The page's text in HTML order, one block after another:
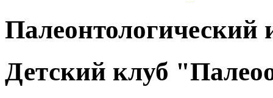
Палеонтологический
Детский клуб